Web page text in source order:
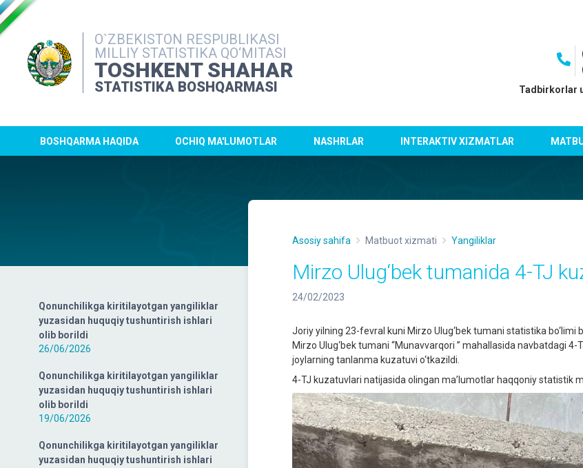
O`ZBEKISTON RESPUBLIKASI
MILLIY STATISTIKA QO‘MITASI
TOSHKENT SHAHAR
STATISTIKA BOSHQARMASI
Tadbirkorlar
BOSHQARMA HAQIDA OCHIQ MA'LUMOTLAR NASHRLAR INTERAKTIV XIZMATLAR
Qonunchilikga kiritilayotgan yangiliklar
yuzasidan huquqiy tushuntirish ishlari
olib borildi
26/06/2026
Qonunchilikga kiritilayotgan yangiliklar
yuzasidan huquqiy tushuntirish ishlari
olib borildi
19/06/2026
Qonunchilikga kiritilayotgan yangiliklar
yuzasidan huquqiy tushuntirish ishlari
Asosiy sahifa Matbuot xizmati Yangiliklar
Mirzo Ulug‘bek tumanida 4-TJ
24/02/2023
Joriy yilning 23-fevral kuni Mirzo Ulug‘bek tumani statistika
Mirzo Ulug‘bek tumani “Munavvarqori ” mahallasida navbatdagi
joylarning tanlanma kuzatuvi o‘tkazildi.
4-TJ kuzatuvlari natijasida olingan ma’lumotlar haqqoniy statistik